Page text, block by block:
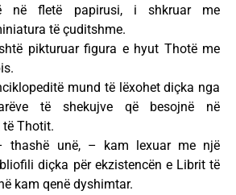
në fletë papirusi, i shkruar me
të çuditshme.
pikturuar figura e hyut Thotë me
mund të lëxohet diçka nga
të shekujve që besojnë në
të Thotit.
thashë unë, – kam lexuar me një
diçka për ekzistencën e Librit të
kam qenë dyshimtar.